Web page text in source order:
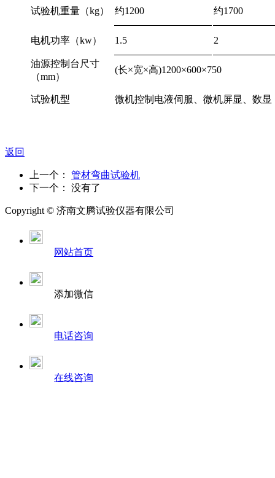
试验机重量（kg） 约1200 约1700
电机功率（kw） 1.5 2
油源控制台尺寸
（mm）
(长×宽×高)1200×600×750
试验机型 微机控制电液伺服、微机屏显、数显
返回
上一个： 管材弯曲试验机
下一个： 没有了
Copyright © 济南文腾试验仪器有限公司
网站首页
添加微信
电话咨询
在线咨询